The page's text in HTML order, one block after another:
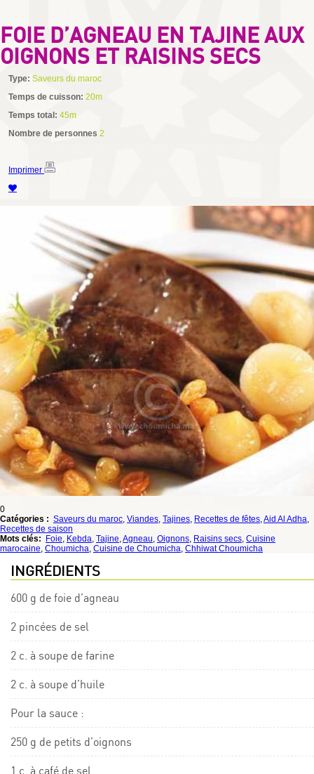
FOIE D’AGNEAU EN TAJINE AUX
OIGNONS ET RAISINS SECS
Type: Saveurs du maroc
Temps de cuisson: 20m
Temps total: 45m
Nombre de personnes 2
Imprimer
0
Catégories : Saveurs du maroc, Viandes, Tajines, Recettes de fêtes,Aid Al Adha,
Recettes de saison
Mots clés:
Foie, Kebda, Tajine,Agneau, Oignons, Raisins secs, Cuisine
marocaine, Choumicha, Cuisine de Choumicha, Chhiwat Choumicha
INGRÉDIENTS
600 g de foie d’agneau
2 pincées de sel
2 c. à soupe de farine
2 c. à soupe d’huile
Pour la sauce :
250 g de petits d’oignons
1 c. à café de sel